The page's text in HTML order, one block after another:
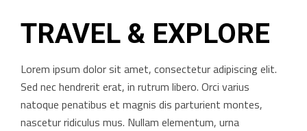
TRAVEL & EXPLORE
Lorem ipsum dolor sit amet, consectetur adipiscing elit.
Sed nec hendrerit erat, in rutrum libero. Orci varius
natoque penatibus et magnis dis parturient montes,
nascetur ridiculus mus. Nullam elementum, urna